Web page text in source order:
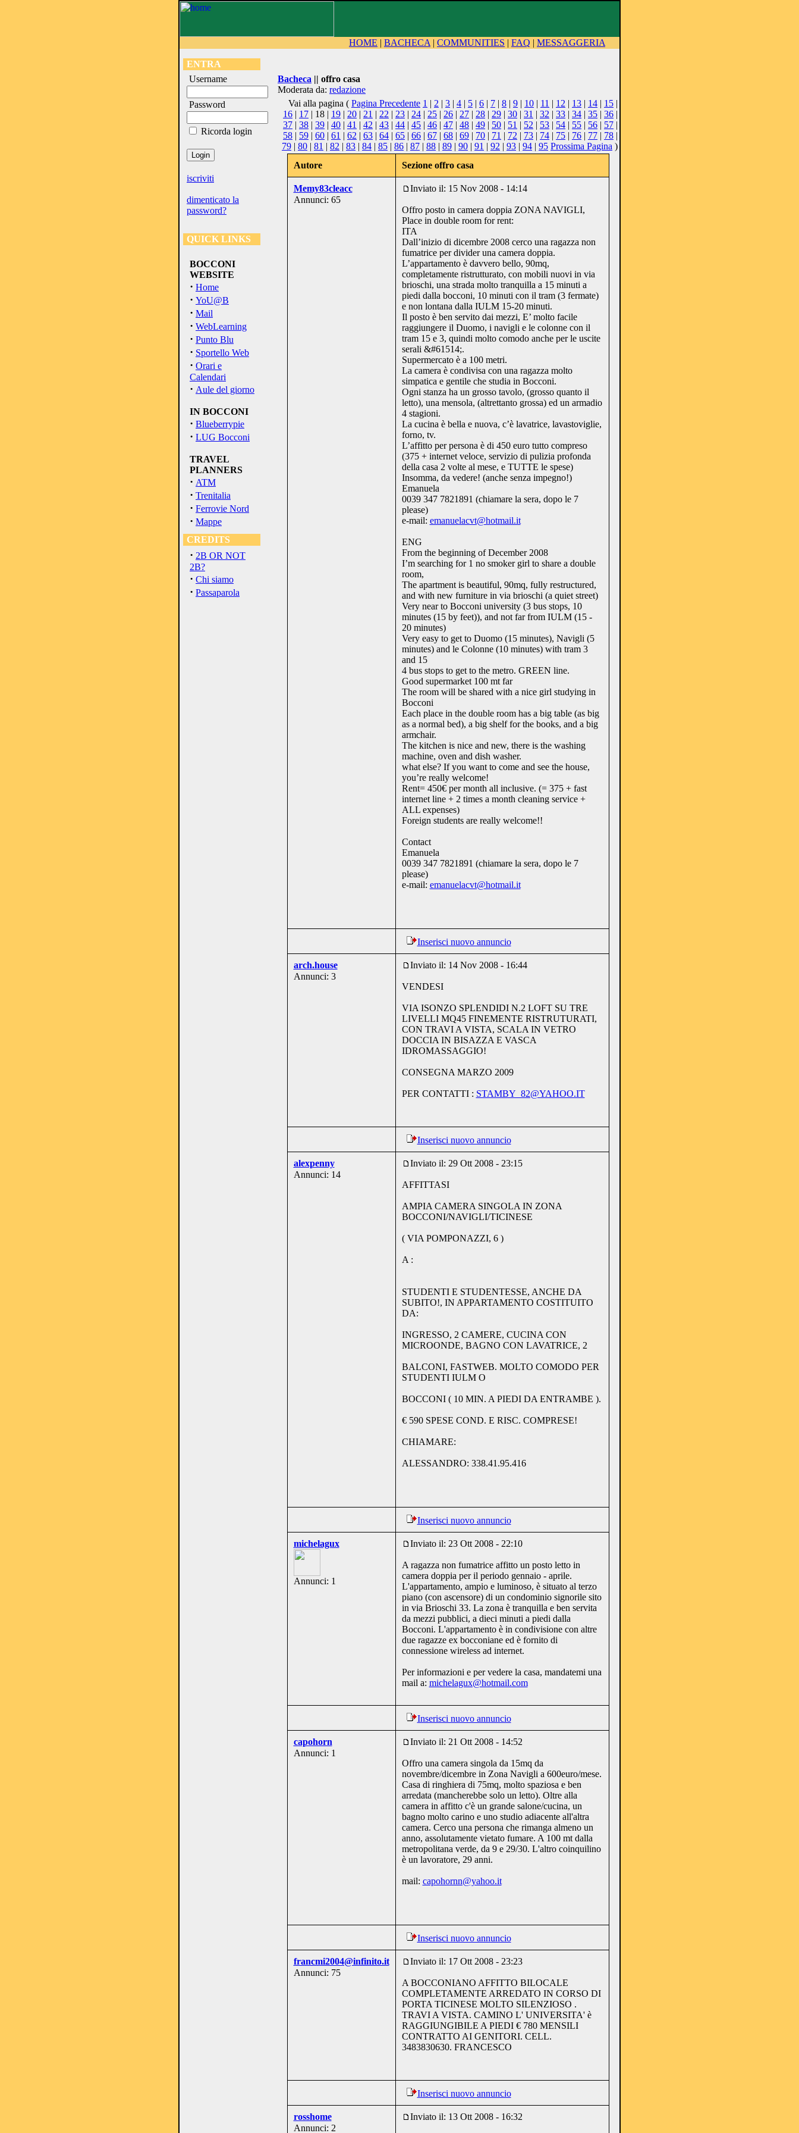
HOME | BACHECA | COMMUNITIES | FAQ | MESSAGGERIA
ENTRA
Username
Password
Ricorda login
iscriviti
dimenticato la
password?
QUICK LINKS
BOCCONI
WEBSITE
· Home
· YoU@B
· Mail
· WebLearning
· Punto Blu
· Sportello Web
· Orari e
Calendari
· Aule del giorno
IN BOCCONI
· Blueberrypie
· LUG Bocconi
TRAVEL
PLANNERS
· ATM
· Trenitalia
· Ferrovie Nord
· Mappe
CREDITS
· 2B OR NOT
2B?
· Chi siamo
· Passaparola
Bacheca || offro casa
Moderata da: redazione
Vai alla pagina ( Pagina Precedente 1 | 2 | 3 | 4 | 5 | 6 | 7 | 8 | 9 | 10 | 11 | 12 | 13 | 14 | 15 |
16 | 17 | 18 | 19 | 20 | 21 | 22 | 23 | 24 | 25 | 26 | 27 | 28 | 29 | 30 | 31 | 32 | 33 | 34 | 35 | 36 |
37 | 38 | 39 | 40 | 41 | 42 | 43 | 44 | 45 | 46 | 47 | 48 | 49 | 50 | 51 | 52 | 53 | 54 | 55 | 56 | 57 |
58 | 59 | 60 | 61 | 62 | 63 | 64 | 65 | 66 | 67 | 68 | 69 | 70 | 71 | 72 | 73 | 74 | 75 | 76 | 77 | 78 |
79 | 80 | 81 | 82 | 83 | 84 | 85 | 86 | 87 | 88 | 89 | 90 | 91 | 92 | 93 | 94 | 95 Prossima Pagina )
Autore
Sezione offro casa
Memy83cleacc
Annunci: 65
Inviato il: 15 Nov 2008 - 14:14
Offro posto in camera doppia ZONA NAVIGLI,
Place in double room for rent:
ITA
Dall’inizio di dicembre 2008 cerco una ragazza non
fumatrice per divider una camera doppia.
L’appartamento è davvero bello, 90mq,
completamente ristrutturato, con mobili nuovi in via
brioschi, una strada molto tranquilla a 15 minuti a
piedi dalla bocconi, 10 minuti con il tram (3 fermate)
e non lontana dalla IULM 15-20 minuti.
Il posto è ben servito dai mezzi, E’ molto facile
raggiungere il Duomo, i navigli e le colonne con il
tram 15 e 3, quindi molto comodo anche per le uscite
serali &#61514;.
Supermercato è a 100 metri.
La camera è condivisa con una ragazza molto
simpatica e gentile che studia in Bocconi.
Ogni stanza ha un grosso tavolo, (grosso quanto il
letto), una mensola, (altrettanto grossa) ed un armadio
4 stagioni.
La cucina è bella e nuova, c’è lavatrice, lavastoviglie,
forno, tv.
L’affitto per persona è di 450 euro tutto compreso
(375 + internet veloce, servizio di pulizia profonda
della casa 2 volte al mese, e TUTTE le spese)
Insomma, da vedere! (anche senza impegno!)
Emanuela
0039 347 7821891 (chiamare la sera, dopo le 7
please)
e-mail: emanuelacvt@hotmail.it
ENG
From the beginning of December 2008
I’m searching for 1 no smoker girl to share a double
room,
The apartment is beautiful, 90mq, fully restructured,
and with new furniture in via brioschi (a quiet street)
Very near to Bocconi university (3 bus stops, 10
minutes (15 by feet)), and not far from IULM (15 -
20 minutes)
Very easy to get to Duomo (15 minutes), Navigli (5
minutes) and le Colonne (10 minutes) with tram 3
and 15
4 bus stops to get to the metro. GREEN line.
Good supermarket 100 mt far
The room will be shared with a nice girl studying in
Bocconi
Each place in the double room has a big table (as big
as a normal bed), a big shelf for the books, and a big
armchair.
The kitchen is nice and new, there is the washing
machine, oven and dish washer.
what else? If you want to come and see the house,
you’re really welcome!
Rent= 450€ per month all inclusive. (= 375 + fast
internet line + 2 times a month cleaning service +
ALL expenses)
Foreign students are really welcome!!
Contact
Emanuela
0039 347 7821891 (chiamare la sera, dopo le 7
please)
e-mail: emanuelacvt@hotmail.it
Inserisci nuovo annuncio
arch.house
Annunci: 3
Inviato il: 14 Nov 2008 - 16:44
VENDESI
VIA ISONZO SPLENDIDI N.2 LOFT SU TRE
LIVELLI MQ45 FINEMENTE RISTRUTURATI,
CON TRAVI A VISTA, SCALA IN VETRO
DOCCIA IN BISAZZA E VASCA
IDROMASSAGGIO!
CONSEGNA MARZO 2009
PER CONTATTI : STAMBY_82@YAHOO.IT
Inserisci nuovo annuncio
alexpenny
Annunci: 14
Inviato il: 29 Ott 2008 - 23:15
AFFITTASI
AMPIA CAMERA SINGOLA IN ZONA
BOCCONI/NAVIGLI/TICINESE
( VIA POMPONAZZI, 6 )
A :
STUDENTI E STUDENTESSE, ANCHE DA
SUBITO!, IN APPARTAMENTO COSTITUITO
DA:
INGRESSO, 2 CAMERE, CUCINA CON
MICROONDE, BAGNO CON LAVATRICE, 2
BALCONI, FASTWEB. MOLTO COMODO PER
STUDENTI IULM O
BOCCONI ( 10 MIN. A PIEDI DA ENTRAMBE ).
€ 590 SPESE COND. E RISC. COMPRESE!
CHIAMARE:
ALESSANDRO: 338.41.95.416
Inserisci nuovo annuncio
michelagux
Annunci: 1
Inviato il: 23 Ott 2008 - 22:10
A ragazza non fumatrice affitto un posto letto in
camera doppia per il periodo gennaio - aprile.
L'appartamento, ampio e luminoso, è situato al terzo
piano (con ascensore) di un condominio signorile sito
in via Brioschi 33. La zona è tranquilla e ben servita
da mezzi pubblici, a dieci minuti a piedi dalla
Bocconi. L'appartamento è in condivisione con altre
due ragazze ex bocconiane ed è fornito di
connessione wireless ad internet.
Per informazioni e per vedere la casa, mandatemi una
mail a: michelagux@hotmail.com
Inserisci nuovo annuncio
capohorn
Annunci: 1
Inviato il: 21 Ott 2008 - 14:52
Offro una camera singola da 15mq da
novembre/dicembre in Zona Navigli a 600euro/mese.
Casa di ringhiera di 75mq, molto spaziosa e ben
arredata (mancherebbe solo un letto). Oltre alla
camera in affitto c'è un grande salone/cucina, un
bagno molto carino e uno studio adiacente all'altra
camera. Cerco una persona che rimanga almeno un
anno, assolutamente vietato fumare. A 100 mt dalla
metropolitana verde, da 9 e 29/30. L'altro coinquilino
è un lavoratore, 29 anni.
mail: capohornn@yahoo.it
Inserisci nuovo annuncio
francmi2004@infinito.it
Annunci: 75
Inviato il: 17 Ott 2008 - 23:23
A BOCCONIANO AFFITTO BILOCALE
COMPLETAMENTE ARREDATO IN CORSO DI
PORTA TICINESE MOLTO SILENZIOSO .
TRAVI A VISTA. CAMINO L' UNIVERSITA' è
RAGGIUNGIBILE A PIEDI € 780 MENSILI
CONTRATTO AI GENITORI. CELL.
3483830630. FRANCESCO
Inserisci nuovo annuncio
rosshome
Annunci: 2
Inviato il: 13 Ott 2008 - 16:32